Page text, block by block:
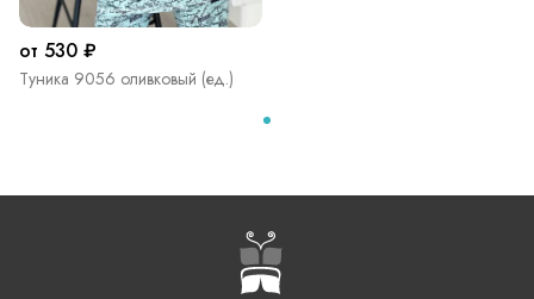
от 530 ₽
Туника 9056 оливковый (ед.)